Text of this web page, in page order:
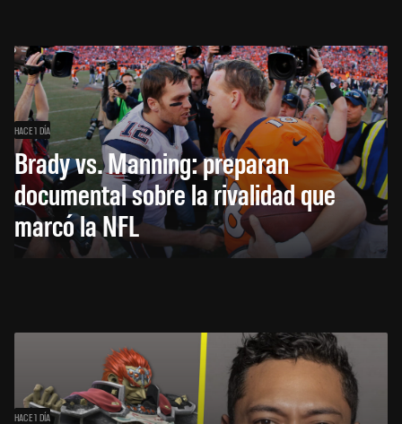
HACE 1 DÍA
Brady vs. Manning: preparan
documental sobre la rivalidad que
marcó la NFL
HACE 1 DÍA